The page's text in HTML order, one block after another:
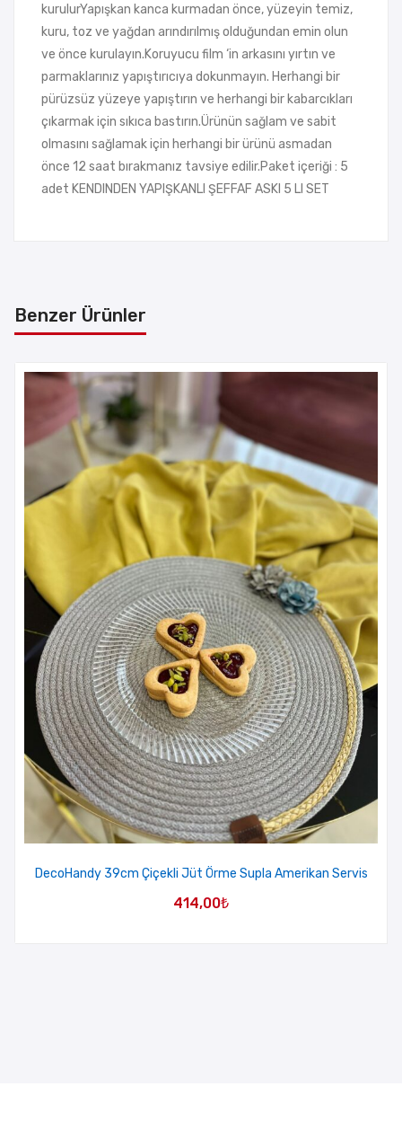
kurulurYapışkan kanca kurmadan önce, yüzeyin temiz,
kuru, toz ve yağdan arındırılmış olduğundan emin olun
ve önce kurulayın.Koruyucu film ‘in arkasını yırtın ve
parmaklarınız yapıştırıcıya dokunmayın. Herhangi bir
pürüzsüz yüzeye yapıştırın ve herhangi bir kabarcıkları
çıkarmak için sıkıca bastırın.Ürünün sağlam ve sabit
olmasını sağlamak için herhangi bir ürünü asmadan
önce 12 saat bırakmanız tavsiye edilir.Paket içeriği : 5
adet KENDINDEN YAPIŞKANLI ŞEFFAF ASKI 5 LI SET
Benzer Ürünler
DecoHandy 39cm Çiçekli Jüt Örme Supla Amerikan Servis
414,00₺